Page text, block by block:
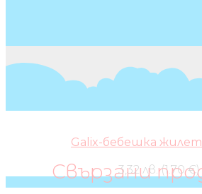
Свързани
Galix-бебешка
3,32 лв. (1.70 €)